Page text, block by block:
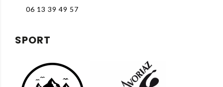
06 13 39 49 57
SPORT